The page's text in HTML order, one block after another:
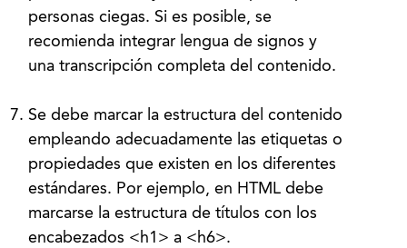
personas ciegas. Si es posible, se
recomienda integrar lengua de signos y
una transcripción completa del contenido.
Se debe marcar la estructura del contenido
empleando adecuadamente las etiquetas o
propiedades que existen en los diferentes
estándares. Por ejemplo, en HTML debe
marcarse la estructura de títulos con los
encabezados <h1> a <h6>.